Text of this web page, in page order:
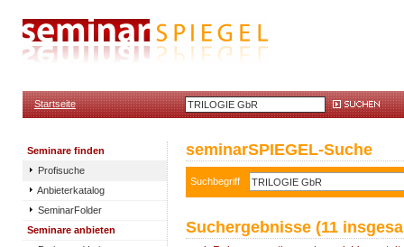
Startseite
Seminare finden
Profisuche
Anbieterkatalog
SeminarFolder
Seminare anbieten
seminarSPIEGEL-Suche
Suchbegriff
Suchergebnisse (11